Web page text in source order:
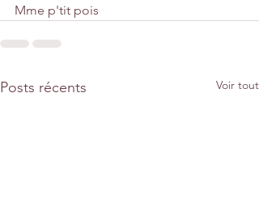
Mme p'tit pois
Posts récents Voir tout